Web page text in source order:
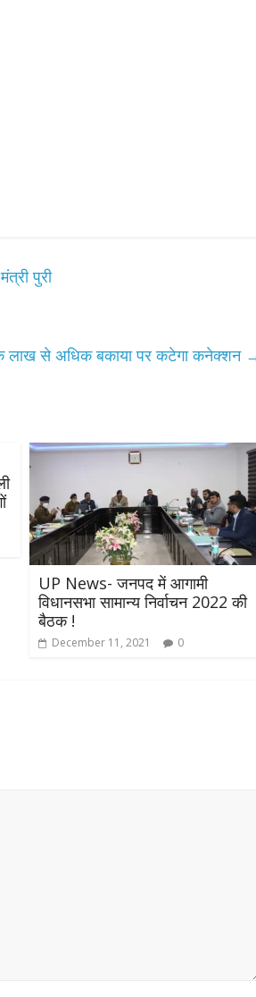
पुरी
लाख से अधिक बकाया पर कटेगा कनेक्शन
UP News- जनपद में आगामी
विधानसभा सामान्य निर्वाचन 2022 की
बैठक !
December 11, 2021 0
Pradesh
स्वागत